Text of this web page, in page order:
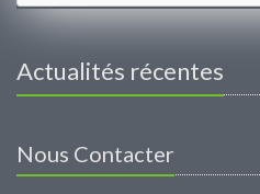
Actualités récentes
Nous Contacter